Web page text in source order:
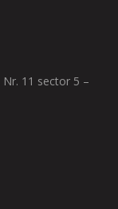
11 sector 5 –